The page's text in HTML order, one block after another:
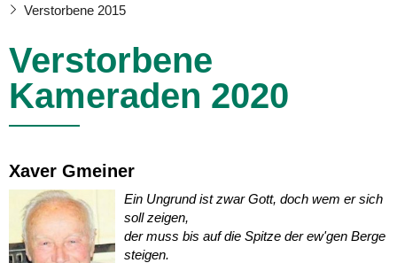
Verstorbene 2015
Verstorbene
Kameraden 2020
Xaver Gmeiner
Ein Ungrund ist zwar Gott, doch wem er sich
soll zeigen,
der muss bis auf die Spitze der ew'gen Berge
steigen.